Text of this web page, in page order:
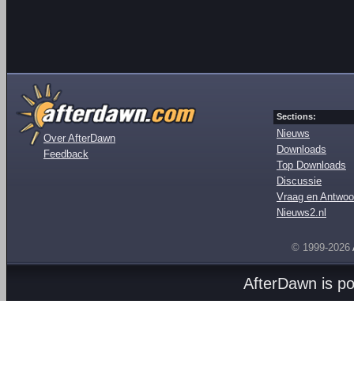
Over AfterDawn
Feedback
Sections:
Nieuws
Downloads
Top Downloads
Discussie
Vraag en
Nieuws2.nl
© 1999-2026
AfterDawn is